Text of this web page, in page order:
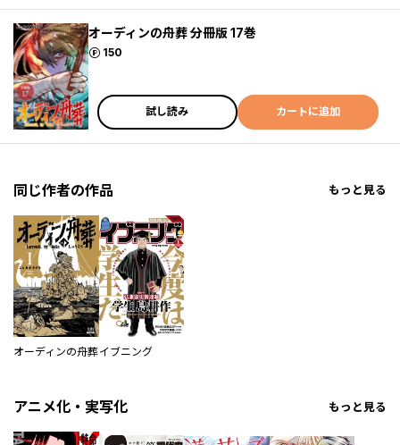
オーディンの舟葬 分冊版 17巻
150
ポイント
試し読み カートに追加
同じ作者の作品 もっと見る
オーディンの舟葬イブニング
アニメ化・実写化 もっと見る